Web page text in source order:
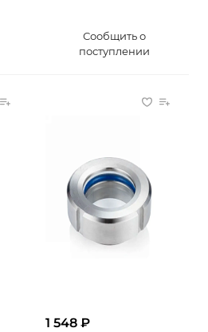
Сообщить о
поступлении
1 548 ₽